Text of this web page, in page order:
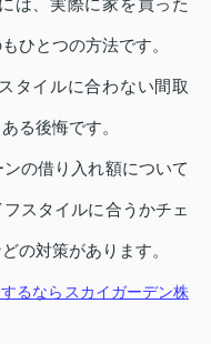
ひとつの方法です。
タイルに合わない間取
る後悔です。
の借り入れ額について
スタイルに合うかチェ
の対策があります。
るならスカイガーデン株